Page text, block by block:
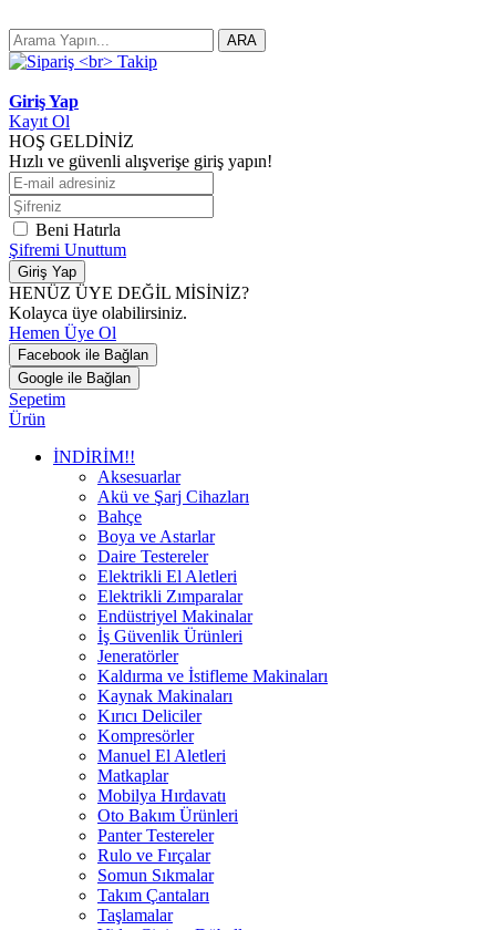
ARA
Giriş Yap
Kayıt Ol
HOŞ GELDİNİZ
Hızlı ve güvenli alışverişe giriş yapın!
Beni Hatırla
Şifremi Unuttum
Giriş Yap
HENÜZ ÜYE DEĞİL MİSİNİZ?
Kolayca üye olabilirsiniz.
Hemen Üye Ol
Facebook ile Bağlan
Google ile Bağlan
Sepetim
Ürün
İNDİRİM!!
Aksesuarlar
Akü ve Şarj Cihazları
Bahçe
Boya ve Astarlar
Daire Testereler
Elektrikli El Aletleri
Elektrikli Zımparalar
Endüstriyel Makinalar
İş Güvenlik Ürünleri
Jeneratörler
Kaldırma ve İstifleme Makinaları
Kaynak Makinaları
Kırıcı Deliciler
Kompresörler
Manuel El Aletleri
Matkaplar
Mobilya Hırdavatı
Oto Bakım Ürünleri
Panter Testereler
Rulo ve Fırçalar
Somun Sıkmalar
Takım Çantaları
Taşlamalar